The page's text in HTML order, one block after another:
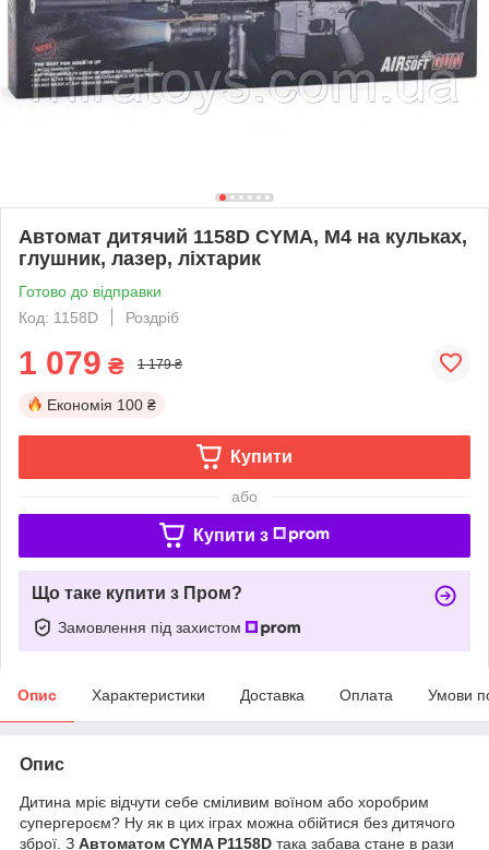
Автомат дитячий 1158D CYMA, М4 на кульках,
глушник, лазер, ліхтарик
Готово до відправки
Код: 1158D
Роздріб
1 079 ₴ 1 179 ₴
Економія 100 ₴
Купити
або
Купити з
Що таке купити з Пром?
Замовлення під захистом
Опис Характеристики Доставка Оплата Умови
Опис
Дитина мріє відчути себе сміливим воїном або хоробрим
супергероєм? Ну як в цих іграх можна обійтися без дитячого
зброї. З Автоматом CYMA P1158D така забава стане в рази